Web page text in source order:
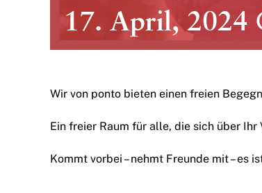
17. April, 2024
Wir von ponto bieten einen freien
Ein freier Raum für alle, die sich über
Kommt vorbei – nehmt Freunde mit – es